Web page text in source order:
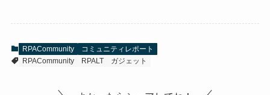
RPACommunity
コミュニティレポート
RPACommunity
RPALT ガジェット